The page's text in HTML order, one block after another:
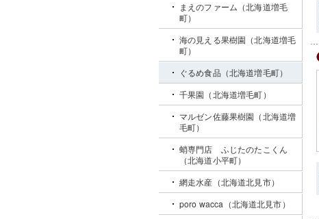
まえのファーム（北海道増毛
町）
海の見える果樹園（北海道増毛
町）
ぐるめ食品（北海道増毛町）
千果園（北海道増毛町）
マルゼン佐藤果樹園（北海道増
毛町）
蛸専門店 ふじたのたこくん
（北海道小平町）
網走水産（北海道北見市）
poro wacca（北海道北見市）